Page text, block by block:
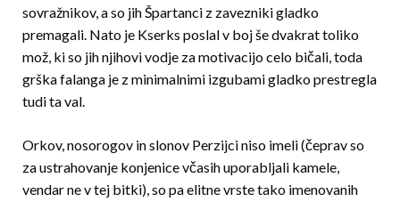
sovražnikov, a so jih Špartanci z zavezniki gladko
premagali. Nato je Kserks poslal v boj še dvakrat toliko
mož, ki so jih njihovi vodje za motivacijo celo bičali, toda
grška falanga je z minimalnimi izgubami gladko prestregla
tudi ta val.
Orkov, nosorogov in slonov Perzijci niso imeli (čeprav so
za ustrahovanje konjenice včasih uporabljali kamele,
vendar ne v tej bitki), so pa elitne vrste tako imenovanih